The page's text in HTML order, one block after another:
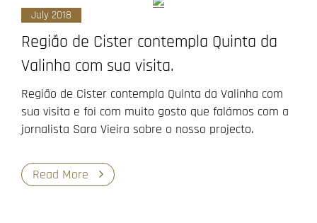
July 2018
Região de Cister contempla Quinta da
Valinha com sua visita.
Região de Cister contempla Quinta da Valinha com
sua visita e foi com muito gosto que falámos com a
jornalista Sara Vieira sobre o nosso projecto.
Read More